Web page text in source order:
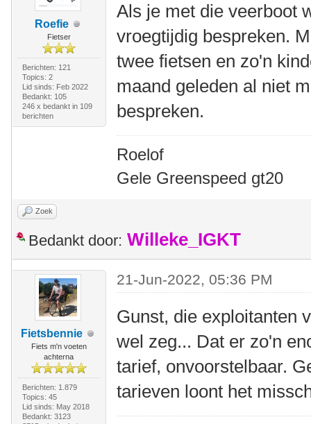
Roefie
Fietser
Berichten: 121
Topics: 2
Lid sinds: Feb 2022
Bedankt: 105
246 x bedankt in 109
berichten
Als je met die veerboot
vroegtijdig bespreken.
twee fietsen en zo'n
maand geleden al niet
bespreken.
Roelof
Gele Greenspeed gt20
Zoek
Bedankt door: Willeke_IGKT
Fietsbennie
Fiets m'n voeten
achterna
Berichten: 1.879
Topics: 45
Lid sinds: May 2018
Bedankt: 3123
21-Jun-2022, 05:36 PM
Gunst, die exploitanten
wel zeg... Dat er zo'n
tarief, onvoorstelbaar.
tarieven loont het